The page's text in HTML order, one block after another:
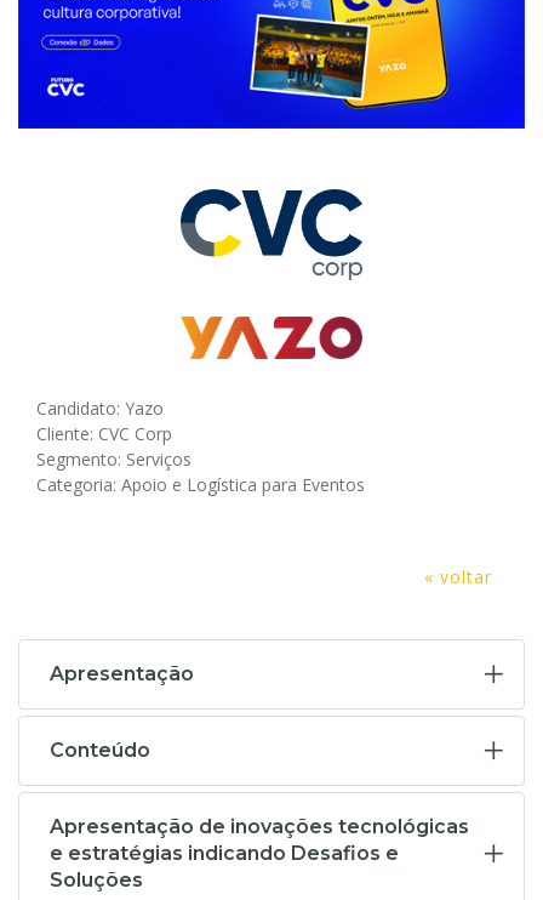
Candidato: Yazo
Cliente: CVC Corp
Segmento: Serviços
Categoria: Apoio e Logística para Eventos
« voltar
Apresentação
Conteúdo
Apresentação de inovações tecnológicas
e estratégias indicando Desafios e
Soluções